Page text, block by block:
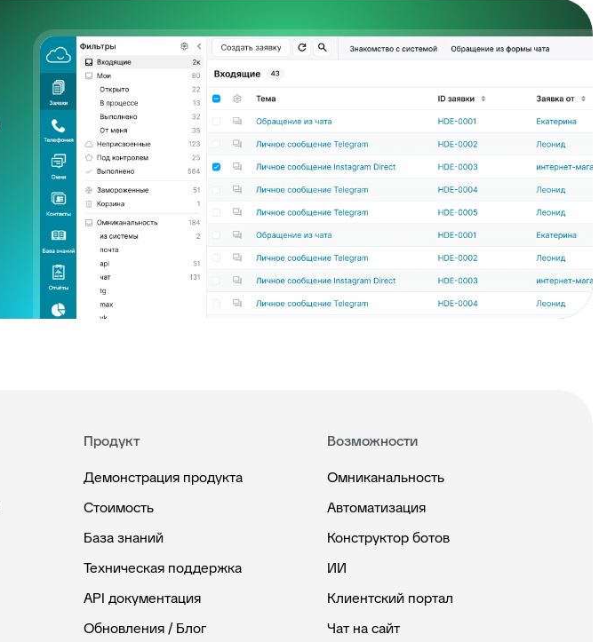
Продукт
Демонстрация продукта
Стоимость
База знаний
Техническая поддержка
API документация
Обновления / Блог
Возможности
Омниканальность
Автоматизация
Конструктор ботов
ИИ
Клиентский портал
Чат на сайт